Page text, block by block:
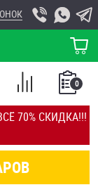
70% СКИДКА!!!
КОРЗИНА
0
СПИСОК
СРАВНЕНИЕ